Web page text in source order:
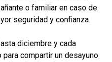
o familiar en caso de
seguridad y confianza.
diciembre y cada
compartir un desayuno